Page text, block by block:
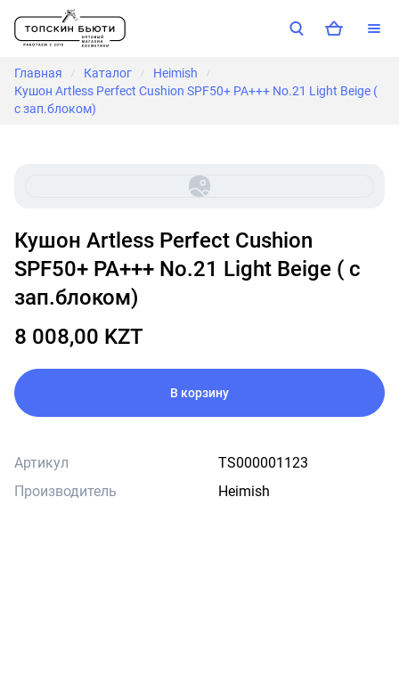
Главная / Каталог / Heimish /
Кушон Artless Perfect Cushion SPF50+ PA+++ No.21 Light Beige (
с зап.блоком)
Кушон Artless Perfect Cushion
SPF50+ PA+++ No.21 Light Beige ( с
зап.блоком)
8 008,00 KZT
В корзину
Артикул
TS000001123
Производитель
Heimish